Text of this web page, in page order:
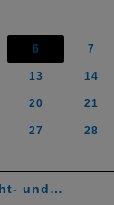
6 7
13 14
20 21
27 28
und…